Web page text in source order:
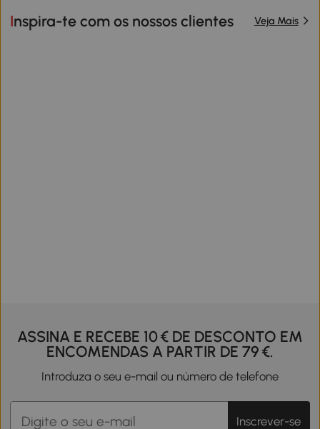
Inspira-te com os nossos clientes Veja Mais
ASSINA E RECEBE 10 € DE DESCONTO EM
ENCOMENDAS A PARTIR DE 79 €.
Introduza o seu e-mail ou número de telefone
Inscrever-se